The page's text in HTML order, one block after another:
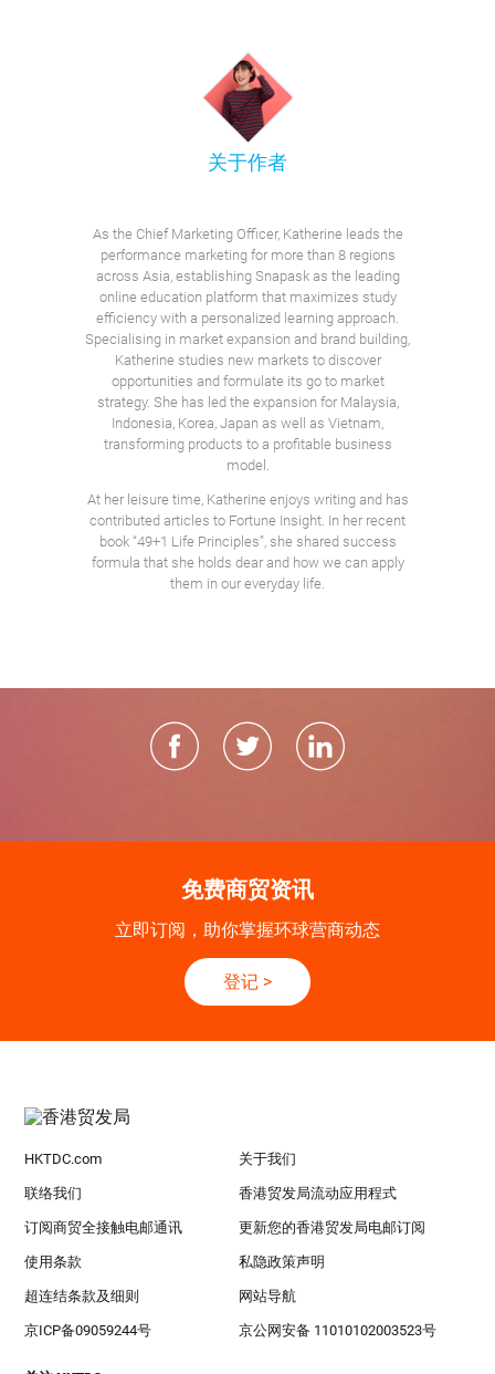
关于作者
As the Chief Marketing Officer, Katherine leads the
performance marketing for more than 8 regions
across Asia, establishing Snapask as the leading
online education platform that maximizes study
efficiency with a personalized learning approach.
Specialising in market expansion and brand building,
Katherine studies new markets to discover
opportunities and formulate its go to market
strategy. She has led the expansion for Malaysia,
Indonesia, Korea, Japan as well as Vietnam,
transforming products to a profitable business
model.
At her leisure time, Katherine enjoys writing and has
contributed articles to Fortune Insight. In her recent
book “49+1 Life Principles”, she shared success
formula that she holds dear and how we can apply
them in our everyday life.
免费商贸资讯
立即订阅，助你掌握环球营商动态
登记 >
HKTDC.com 关于我们
联络我们 香港贸发局流动应用程式
订阅商贸全接触电邮通讯 更新您的香港贸发局电邮订阅
使用条款 私隐政策声明
超连结条款及细则 网站导航
京ICP备09059244号 京公网安备 11010102003523号